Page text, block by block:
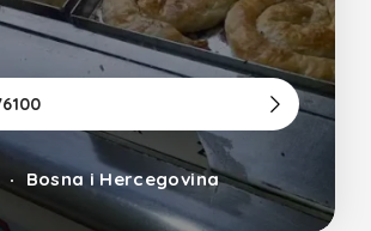
Bosna i Hercegovina